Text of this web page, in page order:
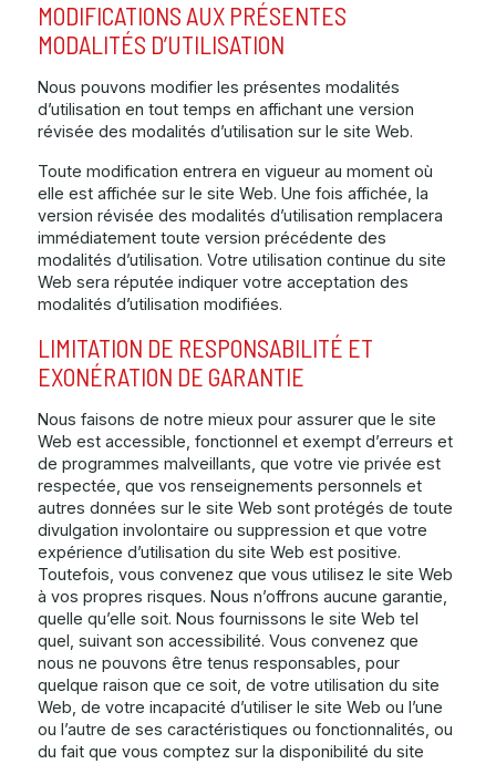
MODIFICATIONS AUX PRÉSENTES
MODALITÉS D’UTILISATION
Nous pouvons modifier les présentes modalités
d’utilisation en tout temps en affichant une version
révisée des modalités d’utilisation sur le site Web.
Toute modification entrera en vigueur au moment où
elle est affichée sur le site Web. Une fois affichée, la
version révisée des modalités d’utilisation remplacera
immédiatement toute version précédente des
modalités d’utilisation. Votre utilisation continue du site
Web sera réputée indiquer votre acceptation des
modalités d’utilisation modifiées.
LIMITATION DE RESPONSABILITÉ ET
EXONÉRATION DE GARANTIE
Nous faisons de notre mieux pour assurer que le site
Web est accessible, fonctionnel et exempt d’erreurs et
de programmes malveillants, que votre vie privée est
respectée, que vos renseignements personnels et
autres données sur le site Web sont protégés de toute
divulgation involontaire ou suppression et que votre
expérience d’utilisation du site Web est positive.
Toutefois, vous convenez que vous utilisez le site Web
à vos propres risques. Nous n’offrons aucune garantie,
quelle qu’elle soit. Nous fournissons le site Web tel
quel, suivant son accessibilité. Vous convenez que
nous ne pouvons être tenus responsables, pour
quelque raison que ce soit, de votre utilisation du site
Web, de votre incapacité d’utiliser le site Web ou l’une
ou l’autre de ses caractéristiques ou fonctionnalités, ou
du fait que vous comptez sur la disponibilité du site